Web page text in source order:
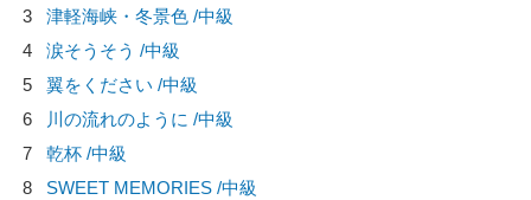
3
津軽海峡・冬景色 /中級
4
涙そうそう /中級
5
翼をください /中級
6
川の流れのように /中級
7
乾杯 /中級
8
SWEET MEMORIES /中級